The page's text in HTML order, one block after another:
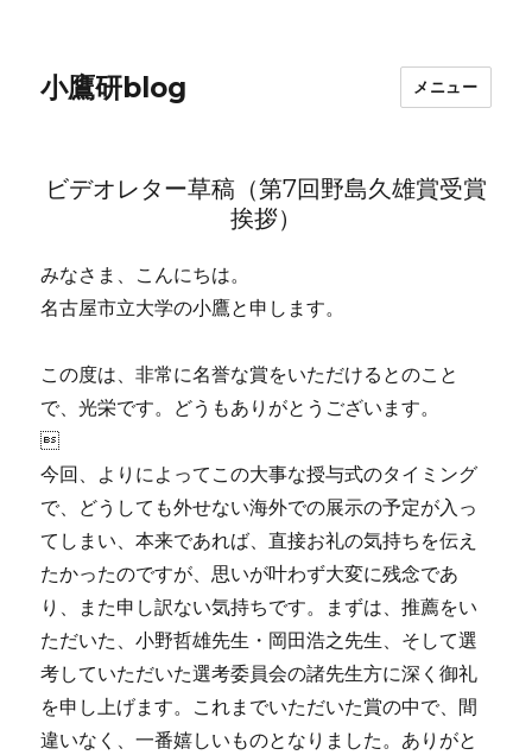
小鷹研blog メニュー
ビデオレター草稿（第7回野島久雄賞受賞
挨拶）
みなさま、こんにちは。
名古屋市立大学の小鷹と申します。
この度は、非常に名誉な賞をいただけるとのこと
で、光栄です。どうもありがとうございます。

今回、よりによってこの大事な授与式のタイミング
で、どうしても外せない海外での展示の予定が入っ
てしまい、本来であれば、直接お礼の気持ちを伝え
たかったのですが、思いが叶わず大変に残念であ
り、また申し訳ない気持ちです。まずは、推薦をい
ただいた、小野哲雄先生・岡田浩之先生、そして選
考していただいた選考委員会の諸先生方に深く御礼
を申し上げます。これまでいただいた賞の中で、間
違いなく、一番嬉しいものとなりました。ありがと